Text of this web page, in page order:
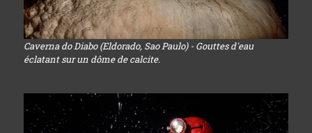
Caverna do Diabo (Eldorado, Sao Paulo) - Gouttes d'eau
éclatant sur un dôme de calcite.